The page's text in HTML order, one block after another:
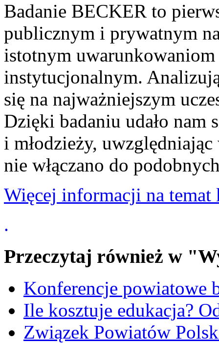
Badanie BECKER to
publicznym i prywatnym
istotnym
instytucjonalnym.
się na najważniejszym
Dzięki badaniu udało
i młodzieży,
nie włączano do
Więcej informacji na temat
.
Przeczytaj również w
Konferencje powiatowe
Ile kosztuje edukacja?
Związek Powiatów